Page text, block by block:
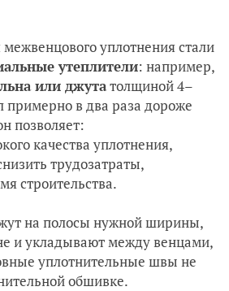
уплотнения стали
утеплители: например,
или джутатолщиной 4–
примерно в два раза дороже
позволяет:
качества уплотнения,
трудозатраты,
строительства.
на полосы нужной ширины,
и укладывают между венцами,
уплотнительные швы не
обшивке.